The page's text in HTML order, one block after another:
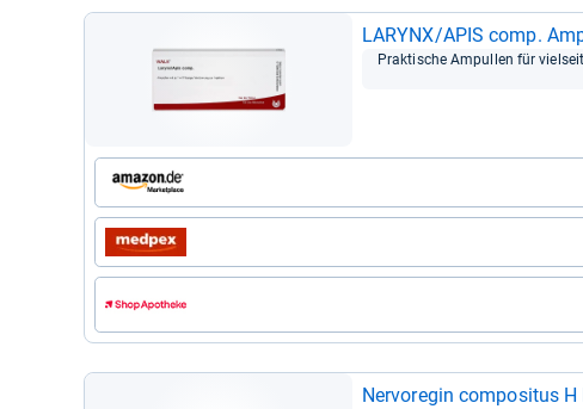
LARYNX/APIS comp.
Prak­ti­sche Ampul­len für
Ner­vor­e­gin com­po­si­tus